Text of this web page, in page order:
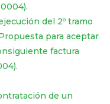
del 2º tramo
para aceptar
factura
de un